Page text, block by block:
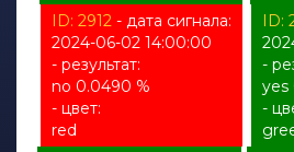
ID: 2912 - дата сигнала:
2024-06-02 14:00:00
- результат:
no 0.0490 %
- цвет:
red
ID:
-
yes
-